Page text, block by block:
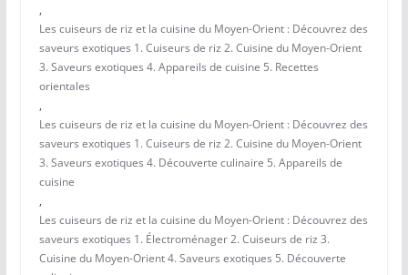
,
Les cuiseurs de riz et la cuisine du Moyen-Orient : Découvrez des
saveurs exotiques 1. Cuiseurs de riz 2. Cuisine du Moyen-Orient
3. Saveurs exotiques 4. Appareils de cuisine 5. Recettes
orientales
,
Les cuiseurs de riz et la cuisine du Moyen-Orient : Découvrez des
saveurs exotiques 1. Cuiseurs de riz 2. Cuisine du Moyen-Orient
3. Saveurs exotiques 4. Découverte culinaire 5. Appareils de
cuisine
,
Les cuiseurs de riz et la cuisine du Moyen-Orient : Découvrez des
saveurs exotiques 1. Électroménager 2. Cuiseurs de riz 3.
Cuisine du Moyen-Orient 4. Saveurs exotiques 5. Découverte